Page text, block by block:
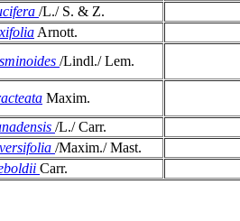
/L./ S. & Z.
Arnott.
/Lindl./ Lem.
Maxim.
/L./ Carr.
/Maxim./ Mast.
Carr.